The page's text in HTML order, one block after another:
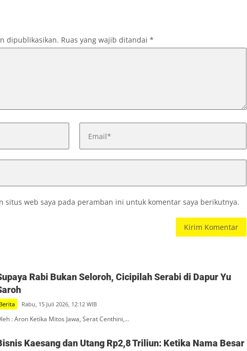
dipublikasikan. Ruas yang wajib ditandai *
situs web saya pada peramban ini untuk komentar saya berikutnya.
Rabi Bukan Seloroh, Cicipilah Serabi di Dapur Yu
Berita Rabu, 15 Juli 2026, 12:12 WIB
: Aron Ketika Mitos Jawa, Serat Centhini,…
Kaesang dan Utang Rp2,8 Triliun: Ketika Nama Besar